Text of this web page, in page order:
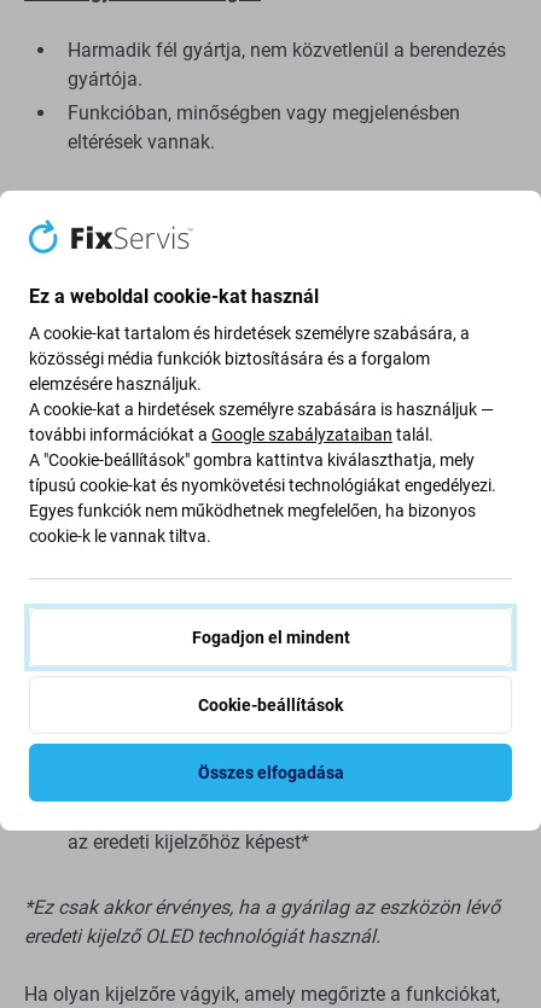
Harmadik fél gyártja, nem közvetlenül a berendezés
gyártója.
Funkcióban, minőségben vagy megjelenésben
eltérések vannak.
gyártó kijelzőjéhez viszonyítva.
Alacsony ár
LCD technológia használata
Hátrányok:
Kisebb megjelenítési terület
Kissé magasabb alsó széle
A valódi fekete nem jeleníthető meg
Csökkentett fényerő
Alacsonyabb felbontás
Alacsonyabb megbízhatóság
Szélesebb keret a kijelző körül
Nem támogatja az Allways on display funkciót*
Magasabb akkumulátor-fogyasztás az Aftermarket
PRO-hoz és az eredeti kijelzőhöz képest*
az eredeti kijelzőhöz képest*
*Ez csak akkor érvényes, ha a gyárilag az eszközön lévő
eredeti kijelző OLED technológiát használ.
Ha olyan kijelzőre vágyik, amely megőrizte a funkciókat,
Ez a weboldal cookie-kat használ
A cookie-kat tartalom és hirdetések személyre szabására, a
közösségi média funkciók biztosítására és a forgalom
elemzésére használjuk.
A cookie-kat a hirdetések személyre szabására is használjuk —
további információkat a Google szabályzataiban talál.
A "Cookie-beállítások" gombra kattintva kiválaszthatja, mely
típusú cookie-kat és nyomkövetési technológiákat engedélyezi.
Egyes funkciók nem működhetnek megfelelően, ha bizonyos
cookie-k le vannak tiltva.
Fogadjon el mindent
Cookie-beállítások
Összes elfogadása